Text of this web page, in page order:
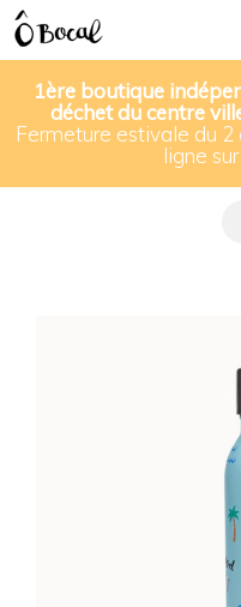
1ère boutique
déchet du centre
Fermeture estivale du 2
ligne
▸
Bouteille isotherme